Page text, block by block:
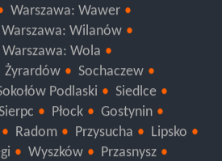
Warszawa: Ursus
Warszawa: Wawer
Warszawa: Wilanów
Warszawa: Wola
Żyrardów
Sochaczew
Sokołów Podlaski
Siedlce
Sierpc Płock
Gostynin
Radom Przysucha
Lipsko